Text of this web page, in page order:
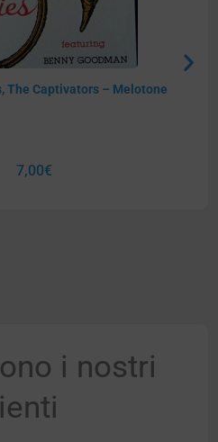
The Captivators – Melotone
7,00€
i nostri